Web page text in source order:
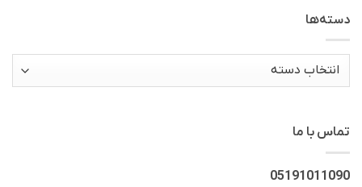
دسته‌ها
دسته‌ها
تماس با ما
05191011090